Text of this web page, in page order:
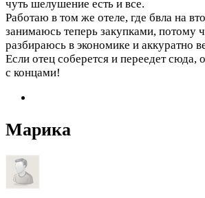
чуть шелушение есть и все.
Работаю в том же отеле, где бвла на
занимаюсь теперь закупками, потому
разбираюсь в экономике и аккуратно
Если отец соберется и переедет сюда,
с концами!
Марика